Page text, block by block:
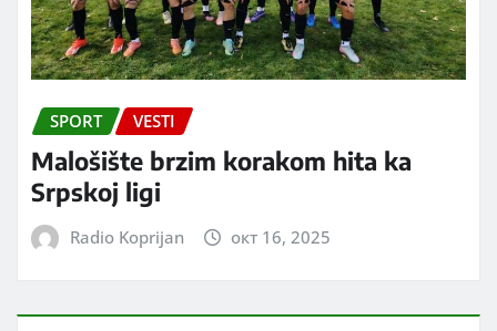
SPORT VESTI
Malošište brzim korakom hita ka
Srpskoj ligi
Radio Koprijan окт 16, 2025